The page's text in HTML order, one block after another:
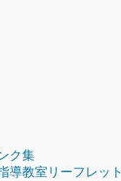
ク集
導教室リーフレット